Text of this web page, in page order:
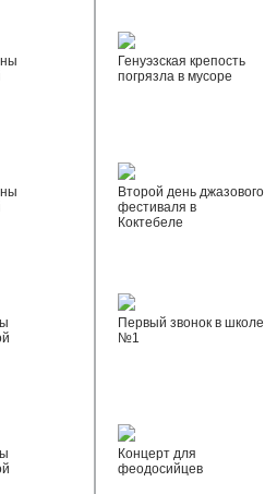
Генуэзская крепость
погрязла в мусоре
Второй день джазового
фестиваля в
Коктебеле
Первый звонок в школе
№1
Концерт для
феодосийцев